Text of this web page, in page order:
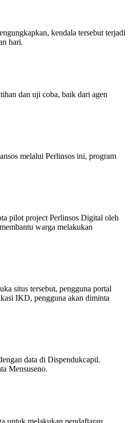
kendala tersebut terjadi
hari.
dan uji coba, baik dari agen
melalui Perlinsos ini, program
pilot project Perlinsos Digital oleh
warga melakukan
situs tersebut, pengguna portal
IKD, pengguna akan diminta
data di Dispendukcapil.
Mensuseno.
untuk melakukan pendaftaran